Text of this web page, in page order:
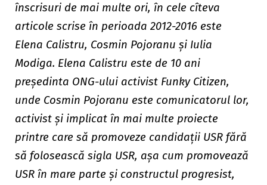
înscrisuri de mai multe ori, în cele cîteva
articole scrise în perioada 2012-2016 este
Elena Calistru, Cosmin Pojoranu și Iulia
Modiga. Elena Calistru este de 10 ani
președinta ONG-ului activist Funky Citizen,
unde Cosmin Pojoranu este comunicatorul lor,
activist și implicat în mai multe proiecte
printre care să promoveze candidații USR fără
să folosească sigla USR, așa cum promovează
USR în mare parte și constructul progresist,